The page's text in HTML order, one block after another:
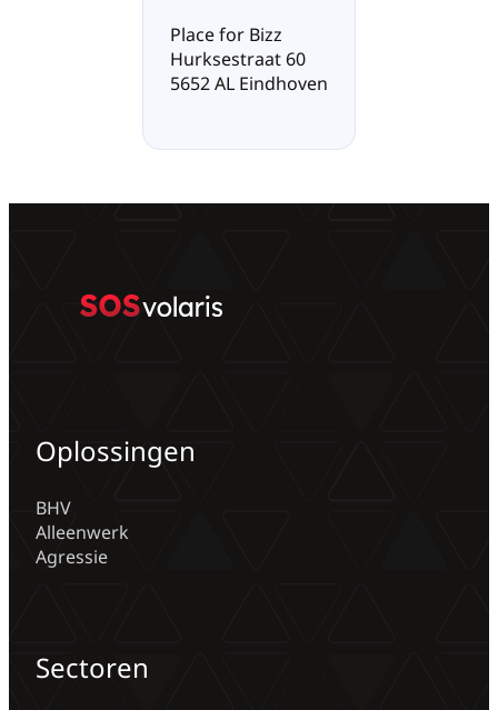
Place for Bizz
Hurksestraat 60
5652 AL Eindhoven
Oplossingen
BHV
Alleenwerk
Agressie
Sectoren